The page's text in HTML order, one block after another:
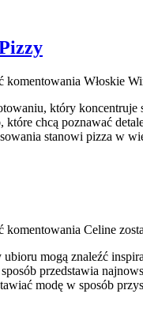
komentowania Włoskie
który koncentruje
chcą poznawać
stanowi pizza w
komentowania Celine
mogą znaleźć
przedstawia
modę w sposób